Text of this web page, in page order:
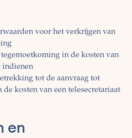
voor het verkrijgen van
in de kosten van
indienen
tot de aanvraag tot
kosten van een telesecretariaat
en